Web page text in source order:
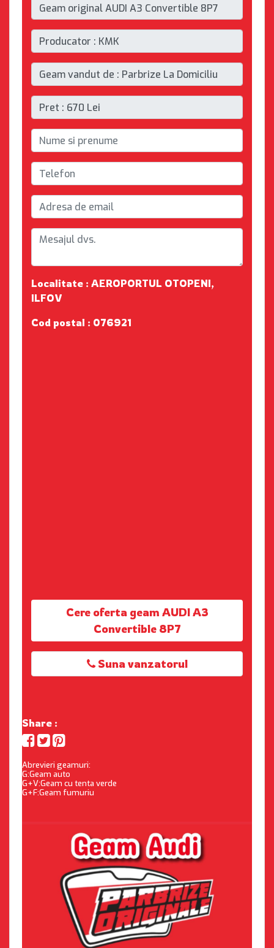
Localitate : AEROPORTUL OTOPENI,
ILFOV
Cod postal : 076921
Cere oferta geam AUDI A3
Convertible 8P7
Suna vanzatorul
Share :
Abrevieri geamuri:
G:Geam auto
G+V:Geam cu tenta verde
G+F:Geam fumuriu